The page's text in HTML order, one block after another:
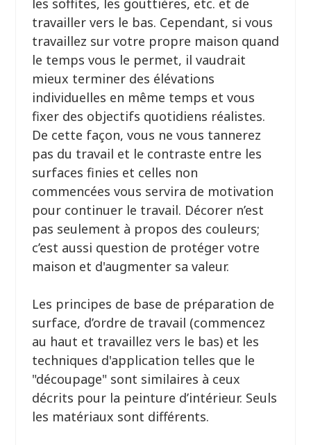
les soffites, les gouttières, etc. et de
travailler vers le bas. Cependant, si vous
travaillez sur votre propre maison quand
le temps vous le permet, il vaudrait
mieux terminer des élévations
individuelles en même temps et vous
fixer des objectifs quotidiens réalistes.
De cette façon, vous ne vous tannerez
pas du travail et le contraste entre les
surfaces finies et celles non
commencées vous servira de motivation
pour continuer le travail. Décorer n’est
pas seulement à propos des couleurs;
c’est aussi question de protéger votre
maison et d'augmenter sa valeur.
Les principes de base de préparation de
surface, d’ordre de travail (commencez
au haut et travaillez vers le bas) et les
techniques d'application telles que le
"découpage" sont similaires à ceux
décrits pour la peinture d’intérieur. Seuls
les matériaux sont différents.